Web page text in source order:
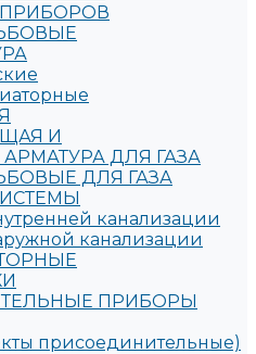
И
ДЛЯ ГАЗА
ДЛЯ ГАЗА
канализации
канализации
ПРИБОРЫ
присоединительные)